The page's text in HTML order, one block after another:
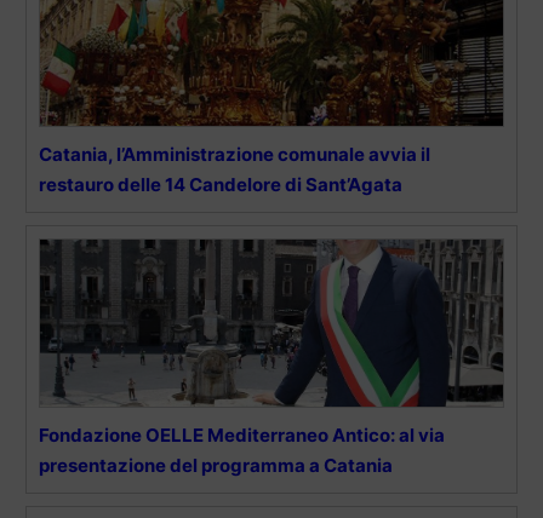
Catania, l’Amministrazione comunale avvia il
restauro delle 14 Candelore di Sant’Agata
Fondazione OELLE Mediterraneo Antico: al via
presentazione del programma a Catania